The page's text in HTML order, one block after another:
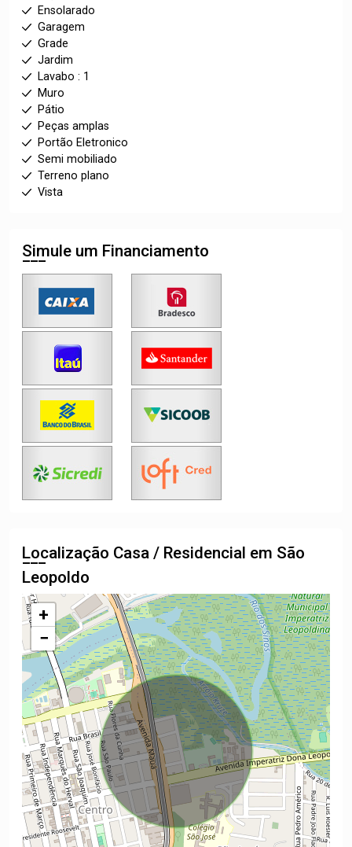
Ensolarado
Garagem
Grade
Jardim
Lavabo : 1
Muro
Pátio
Peças amplas
Portão Eletronico
Semi mobiliado
Terreno plano
Vista
Simule um Financiamento
Localização Casa / Residencial em São
Leopoldo
+
−